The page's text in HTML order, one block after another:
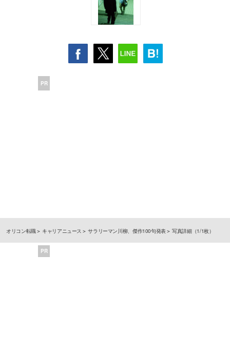
PR
オリコン転職 キャリアニュース サラリーマン川柳、傑作100句発表 写真詳細（1/1枚）
PR